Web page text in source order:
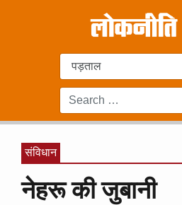
संविधान
नेहरू की जुबानी